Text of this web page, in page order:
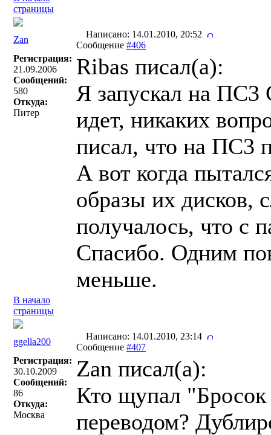
страницы
Zan
Написано: 14.01.2010, 20:52
Сообщение #406
Регистрация:
21.09.2006
Сообщений:
580
Откуда:
Питер
Ribas писал(a):
Я запускал на ПС3
идет, никаких
писал, что на ПС3
А вот когда
образы их дисков,
получалось, что с
Спасибо. Одним
меньше.
В начало
страницы
ggella200
Написано: 14.01.2010, 23:14
Сообщение #407
Регистрация:
30.10.2009
Сообщений:
86
Откуда:
Москва
Zan писал(a):
Кто щупал "Бросок
переводом?